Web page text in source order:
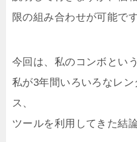
限の組み合わせが可能です
今回は、私のコンボとい
私が3年間いろいろなレ
ス、
ツールを利用してきた結